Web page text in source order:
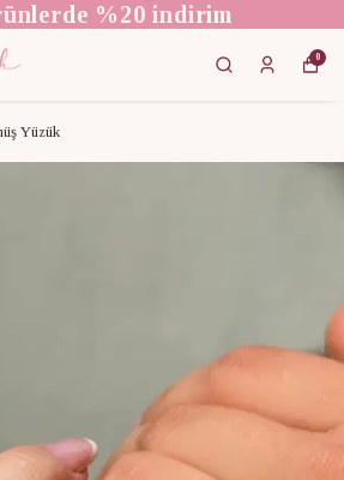
%20 indirim
0
Yüzük